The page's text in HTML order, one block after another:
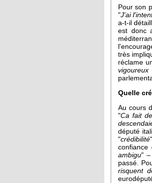
Pour son
"J'ai
a-t-il
est donc
très
réclame
Quelle
Au cours
"Ca fait
député
"crédibilité
ambigu" –
passé.
risquent